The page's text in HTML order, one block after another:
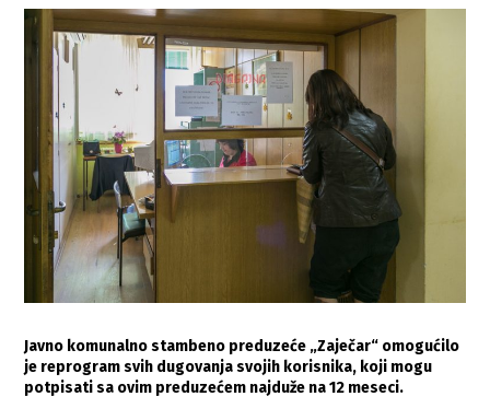
Javno komunalno stambeno preduzeće „Zaječar“ omogućilo
je reprogram svih dugovanja svojih korisnika, koji mogu
potpisati sa ovim preduzećem najduže na 12 meseci.